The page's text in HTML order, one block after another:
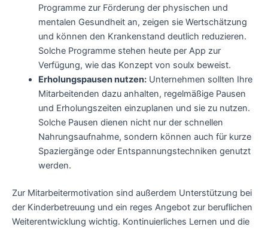
Programme zur Förderung der physischen und
mentalen Gesundheit an, zeigen sie Wertschätzung
und können den Krankenstand deutlich reduzieren.
Solche Programme stehen heute per App zur
Verfügung, wie das Konzept von soulx beweist.
Erholungspausen nutzen:Unternehmen sollten Ihre
Mitarbeitenden dazu anhalten, regelmäßige Pausen
und Erholungszeiten einzuplanen und sie zu nutzen.
Solche Pausen dienen nicht nur der schnellen
Nahrungsaufnahme, sondern können auch für kurze
Spaziergänge oder Entspannungstechniken genutzt
werden.
Zur Mitarbeitermotivation sind außerdem Unterstützung bei
der Kinderbetreuung und ein reges Angebot zur beruflichen
Weiterentwicklung wichtig. Kontinuierliches Lernen und die